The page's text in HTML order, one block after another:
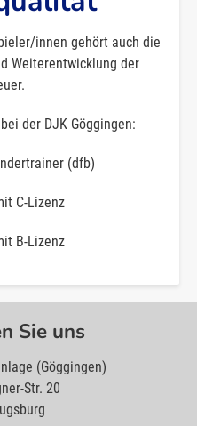
innen gehört auch die
Weiterentwicklung der
der DJK Göggingen:
(dfb)
C-Lizenz
B-Lizenz
Sie uns
(Göggingen)
Str. 20